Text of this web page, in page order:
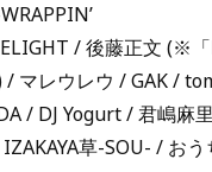
/ 後藤正文 (※「
/ マレウレウ / GAK /
/ DJ Yogurt / 君嶋麻
草-SOU- / お